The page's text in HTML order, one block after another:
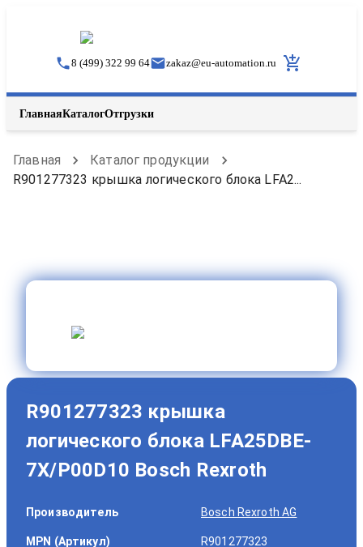
8 (499) 322 99 64 zakaz@eu-automation.ru
ГлавнаяКаталогОтгрузки
Главная
Каталог продукции
R901277323 крышка логического блока LFA2...
R901277323 крышка
логического блока LFA25DBE-
7X/P00D10 Bosch Rexroth
Производитель Bosch Rexroth AG
MPN (Артикул) R901277323